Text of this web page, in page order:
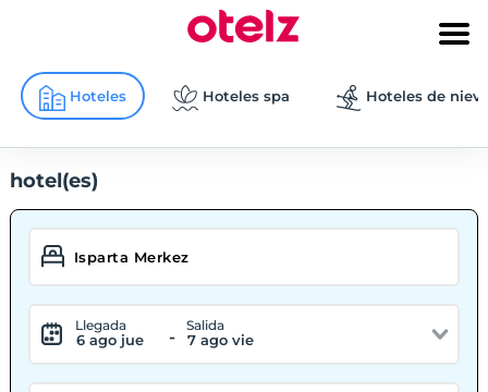
Hoteles Hoteles spa Hoteles de
hotel(es)
Llegada
6 ago jue -
Salida
7 ago vie